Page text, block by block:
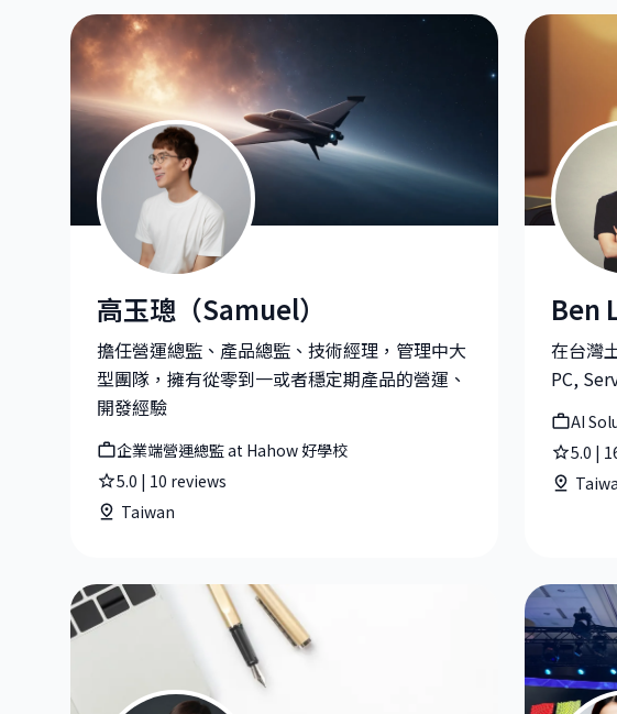
高玉璁（Samuel）|企業端營運總監 at Hahow 好學校
高玉璁（Samuel）
擔任營運總監、產品總監、技術經理，管理中大
型團隊，擁有從零到一或者穩定期產品的營運、
開發經驗
企業端營運總監 at Hahow 好學校
5.0 | 10 reviews
Taiwan
Ben
Ben
在台灣
PC,
AI
5.0 |